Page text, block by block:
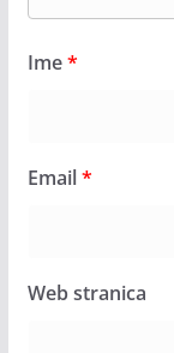
Ime*
Email*
Web stranica